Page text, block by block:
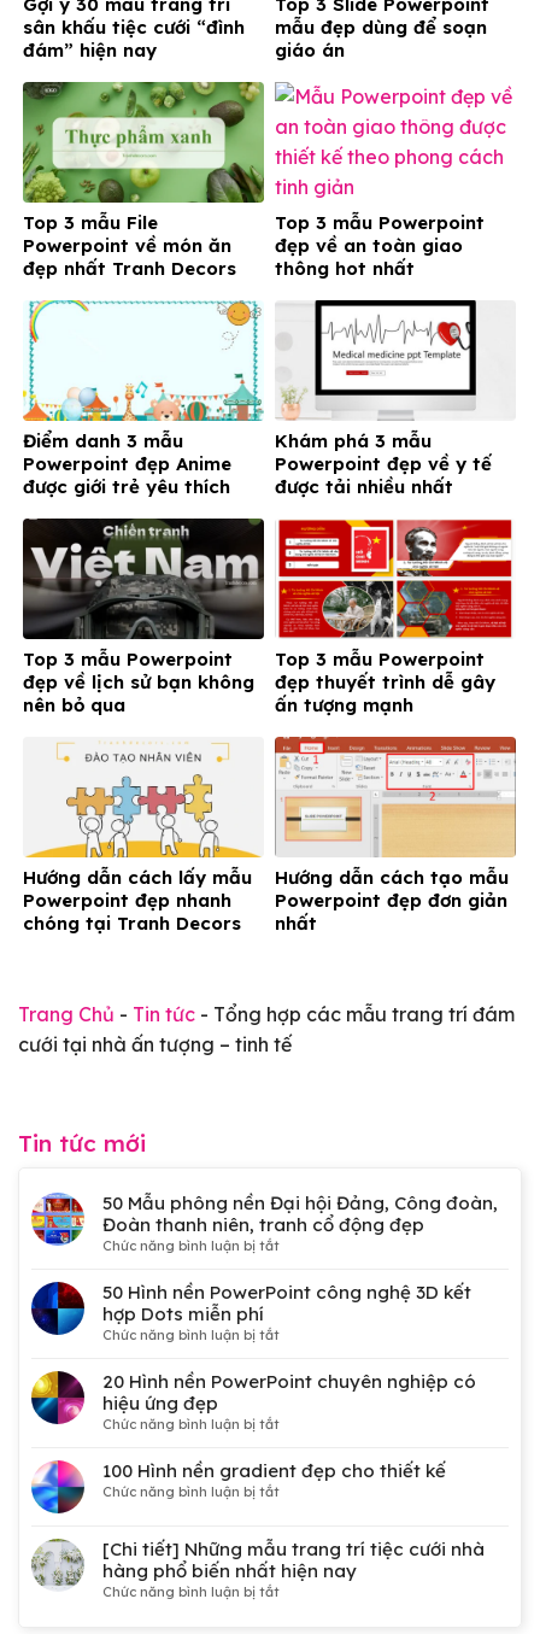
sân khấu tiệc cưới “đình
đám” hiện nay
mẫu đẹp dùng để soạn
giáo án
Top 3 mẫu File
Powerpoint về món ăn
đẹp nhất Tranh Decors
Top 3 mẫu Powerpoint
đẹp về an toàn giao
thông hot nhất
Điểm danh 3 mẫu
Powerpoint đẹp Anime
được giới trẻ yêu thích
Khám phá 3 mẫu
Powerpoint đẹp về y tế
được tải nhiều nhất
Top 3 mẫu Powerpoint
đẹp về lịch sử bạn không
nên bỏ qua
Top 3 mẫu Powerpoint
đẹp thuyết trình dễ gây
ấn tượng mạnh
Hướng dẫn cách lấy mẫu
Powerpoint đẹp nhanh
chóng tại Tranh Decors
Hướng dẫn cách tạo mẫu
Powerpoint đẹp đơn giản
nhất
Trang Chủ - Tin tức - Tổng hợp các mẫu trang trí đám
cưới tại nhà ấn tượng – tinh tế
Tin tức mới
50 Mẫu phông nền Đại hội Đảng, Công đoàn,
Đoàn thanh niên, tranh cổ động đẹp
Chức năng bình luận bị tắtở
Mẫu
Đảng,
thanh
niên,
động
đẹp
50 Hình nền PowerPoint công nghệ 3D kết
hợp Dots miễn phí
Chức năng bình luận bị tắtở
Hình
3D
miễn
phí
20 Hình nền PowerPoint chuyên nghiệp có
hiệu ứng đẹp
Chức năng bình luận bị tắtở
Hình
nghiệp
có
hiệu
100 Hình nền gradient đẹp cho thiết kế
Chức năng bình luận bị tắtở
nền
gradient
đẹp
[Chi tiết] Những mẫu trang trí tiệc cưới nhà
hàng phổ biến nhất hiện nay
Chức năng bình luận bị tắtở